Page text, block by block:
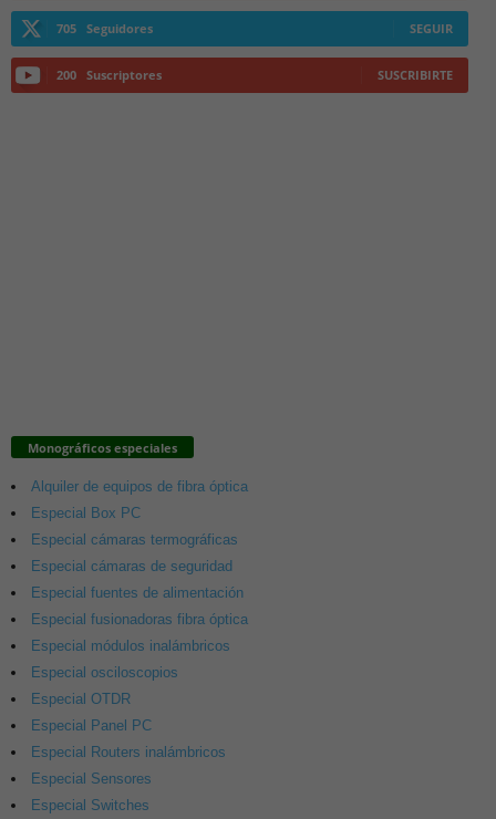
705 Seguidores SEGUIR
200 Suscriptores SUSCRIBIRTE
Monográficos especiales
Alquiler de equipos de fibra óptica
Especial Box PC
Especial cámaras termográficas
Especial cámaras de seguridad
Especial fuentes de alimentación
Especial fusionadoras fibra óptica
Especial módulos inalámbricos
Especial osciloscopios
Especial OTDR
Especial Panel PC
Especial Routers inalámbricos
Especial Sensores
Especial Switches